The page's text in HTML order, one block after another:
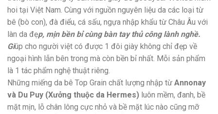
hoi tại Việt Nam. Cùng với nguồn nguyên liệu da các loại từ
bê (bò con), đà điểu, cá sấu, ngựa nhập khẩu từ Châu Âu với
làn da đẹp, mịn bền bỉ cùng bàn tay thủ công lành nghề.
Giúp cho người việt có được 1 đôi giày không chỉ đẹp về
ngoại hình lẫn bên trong mà còn bền bỉ nhất. Mỗi sản phẩm
là 1 tác phẩm nghệ thuật riêng.
Những miếng da bê Top Grain chất lượng nhập từ Annonay
và Du Puy (Xưởng thuộc da Hermes) luôn mềm, đanh, bề
mặt mịn, lỗ chân lông cực nhỏ và bề mặt lúc nào cũng mỡ